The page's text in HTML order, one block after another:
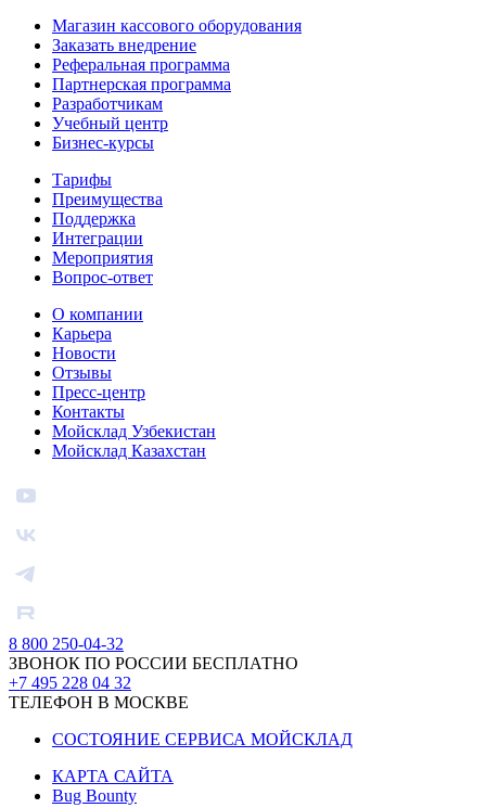
Магазин кассового оборудования
Заказать внедрение
Реферальная программа
Партнерская программа
Разработчикам
Учебный центр
Бизнес‑курсы
Тарифы
Преимущества
Поддержка
Интеграции
Мероприятия
Вопрос-ответ
О компании
Карьера
Новости
Отзывы
Пресс-центр
Контакты
Мойсклад Узбекистан
Мойсклад Казахстан
8 800 250-04-32
ЗВОНОК ПО РОССИИ БЕСПЛАТНО
+7 495 228 04 32
ТЕЛЕФОН В МОСКВЕ
СОСТОЯНИЕ СЕРВИСА МОЙСКЛАД
КАРТА САЙТА
Bug Bounty